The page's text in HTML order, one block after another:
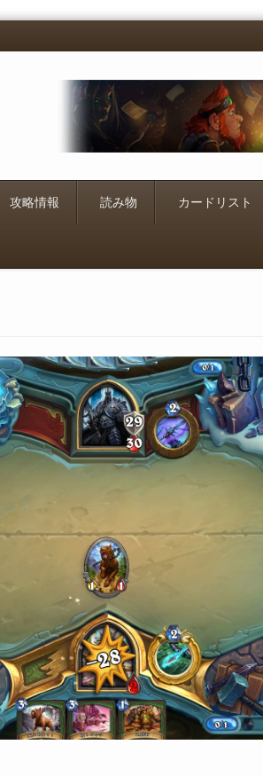
攻略情報 読み物 カードリスト